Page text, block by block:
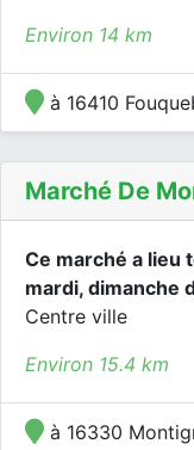
Environ 14 km
à 16410
Marché De
Ce marché a lieu
mardi, dimanche
Centre ville
Environ 15.4 km
à 16330